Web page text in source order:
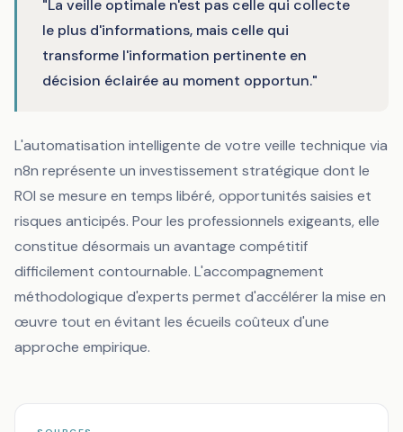
"La veille optimale n'est pas celle qui collecte
le plus d'informations, mais celle qui
transforme l'information pertinente en
décision éclairée au moment opportun."
L'automatisation intelligente de votre veille technique via
n8n représente un investissement stratégique dont le
ROI se mesure en temps libéré, opportunités saisies et
risques anticipés. Pour les professionnels exigeants, elle
constitue désormais un avantage compétitif
difficilement contournable. L'accompagnement
méthodologique d'experts permet d'accélérer la mise en
œuvre tout en évitant les écueils coûteux d'une
approche empirique.